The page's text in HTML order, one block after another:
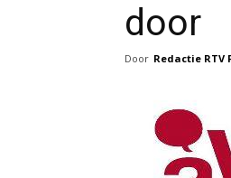
door
Door Redactie RTV